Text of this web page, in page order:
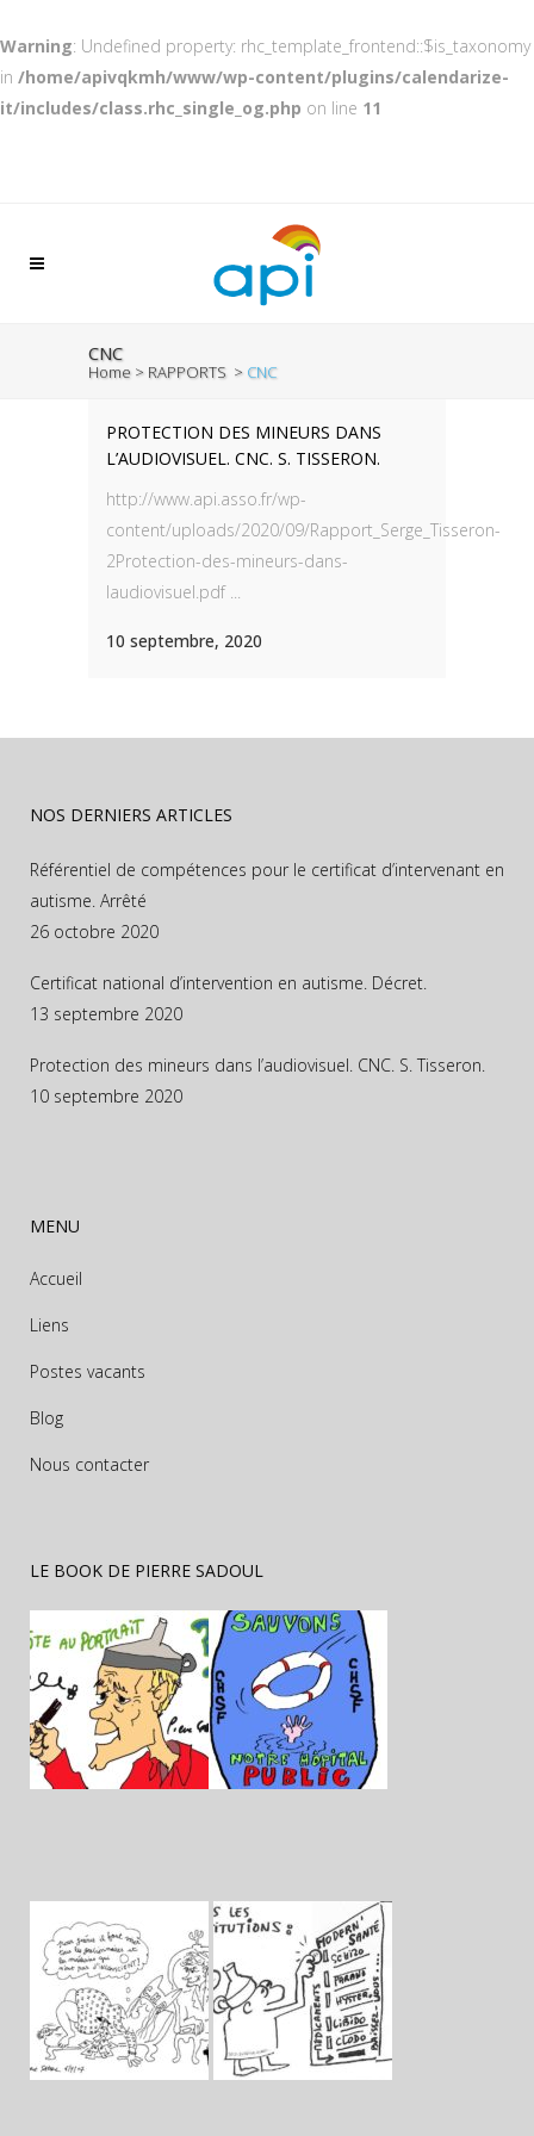
Warning: Undefined property: rhc_template_frontend::$is_taxonomy
in /home/apivqkmh/www/wp-content/plugins/calendarize-
it/includes/class.rhc_single_og.php on line 11
CNC
Home > RAPPORTS > CNC
PROTECTION DES MINEURS DANS
L’AUDIOVISUEL. CNC. S. TISSERON.
http://www.api.asso.fr/wp-
content/uploads/2020/09/Rapport_Serge_Tisseron-
2Protection-des-mineurs-dans-
laudiovisuel.pdf ...
10 septembre, 2020
NOS DERNIERS ARTICLES
Référentiel de compétences pour le certificat d’intervenant en
autisme. Arrêté
26 octobre 2020
Certificat national d’intervention en autisme. Décret.
13 septembre 2020
Protection des mineurs dans l’audiovisuel. CNC. S. Tisseron.
10 septembre 2020
MENU
Accueil
Liens
Postes vacants
Blog
Nous contacter
LE BOOK DE PIERRE SADOUL